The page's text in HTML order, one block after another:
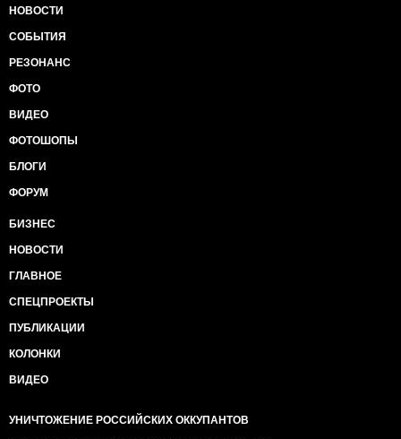
НОВОСТИ
СОБЫТИЯ
РЕЗОНАНС
ФОТО
ВИДЕО
ФОТОШОПЫ
БЛОГИ
ФОРУМ
БИЗНЕС
НОВОСТИ
ГЛАВНОЕ
СПЕЦПРОЕКТЫ
ПУБЛИКАЦИИ
КОЛОНКИ
ВИДЕО
УНИЧТОЖЕНИЕ РОССИЙСКИХ ОККУПАНТОВ